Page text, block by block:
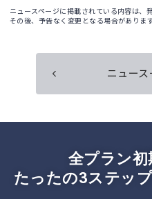
ニュースページに掲載されている内容は、
その後、予告なく変更となる場合がありま
ニュース
全プラン初
たったの3ステッ